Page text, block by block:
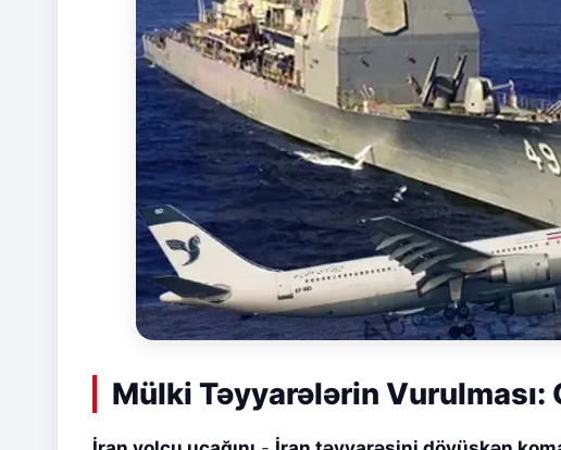
Mülki Təyyarələrin Vurulması: